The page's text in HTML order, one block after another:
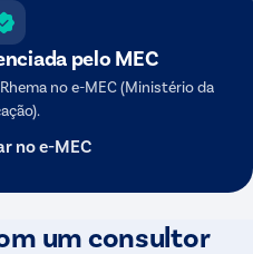
pelo MEC
Rhemano e-MEC (Ministério da
no e-MEC
um consultor